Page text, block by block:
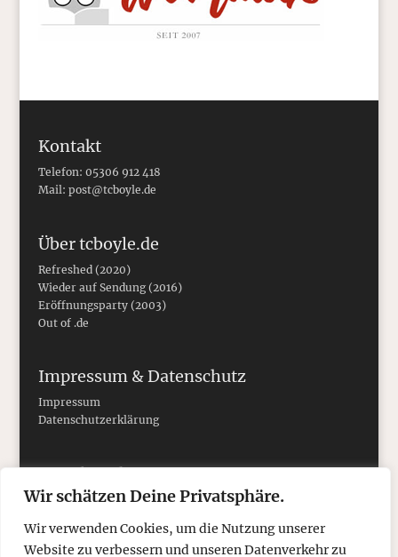
Wir schätzen Deine Privatsphäre.
Wir verwenden Cookies, um die Nutzung unserer
Website zu verbessern und unseren Datenverkehr zu
Kontakt
Telefon: 05306 912 418
Mail: post@tcboyle.de
Über tcboyle.de
Refreshed (2020)
Wieder auf Sendung (2016)
Eröffnungsparty (2003)
Out of .de
Impressum & Datenschutz
Impressum
Datenschutzerklärung
Social Media